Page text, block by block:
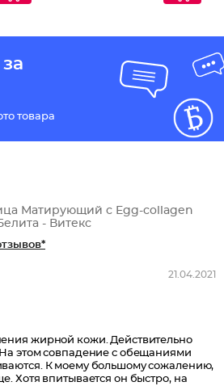
товара
Матирующий с Egg-collagen
- Витекс
21.04.2021
жирной кожи. Действительно
этом совпадение с обещаниями
К моему большому сожалению,
Хотя впитывается он быстро, на